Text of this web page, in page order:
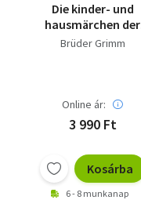
Die kinder- und
hausmärchen der
brüder Grimm III.
Brüder Grimm
Online ár:
3 990 Ft
Kosárba
6 - 8 munkanap